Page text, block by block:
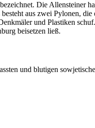
Die Allensteiner
aus zwei Pylonen,
und Plastiken
beisetzen ließ.
und blutigen